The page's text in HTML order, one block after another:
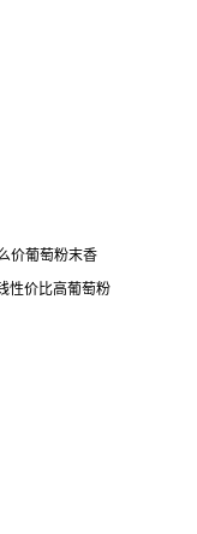
价葡萄粉末香
性价比高葡萄粉